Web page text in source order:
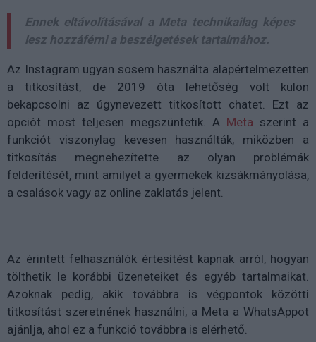
Ennek eltávolításával a Meta technikailag képes
lesz hozzáférni a beszélgetések tartalmához.
Az Instagram ugyan sosem használta alapértelmezetten
a titkosítást, de 2019 óta lehetőség volt külön
bekapcsolni az úgynevezett titkosított chatet. Ezt az
opciót most teljesen megszüntetik. A Meta szerint a
funkciót viszonylag kevesen használták, miközben a
titkosítás megnehezítette az olyan problémák
felderítését, mint amilyet a gyermekek kizsákmányolása,
a csalások vagy az online zaklatás jelent.
Az érintett felhasználók értesítést kapnak arról, hogyan
tölthetik le korábbi üzeneteiket és egyéb tartalmaikat.
Azoknak pedig, akik továbbra is végpontok közötti
titkosítást szeretnének használni, a Meta a WhatsAppot
ajánlja, ahol ez a funkció továbbra is elérhető.